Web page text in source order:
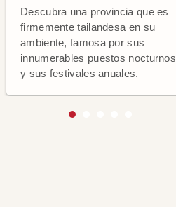
Descubra una provincia que es
firmemente tailandesa en su
ambiente, famosa por sus
innumerables puestos nocturnos
y sus festivales anuales.